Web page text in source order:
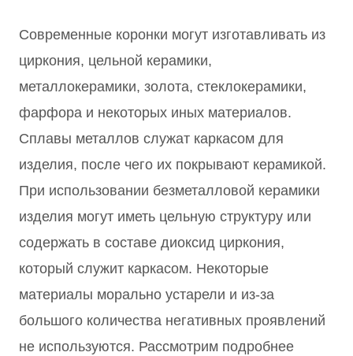
Современные коронки могут изготавливать из
циркония, цельной керамики,
металлокерамики, золота, стеклокерамики,
фарфора и некоторых иных материалов.
Сплавы металлов служат каркасом для
изделия, после чего их покрывают керамикой.
При использовании безметалловой керамики
изделия могут иметь цельную структуру или
содержать в составе диоксид циркония,
который служит каркасом. Некоторые
материалы морально устарели и из-за
большого количества негативных проявлений
не используются. Рассмотрим подробнее